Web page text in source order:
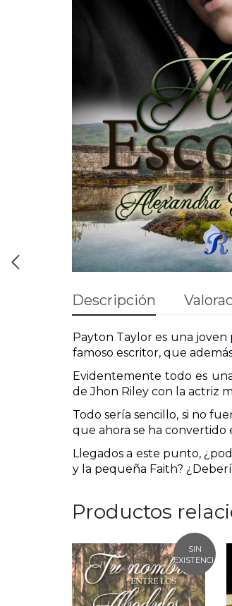
Descripción
Payton Taylor es una joven
famoso escritor, que
Evidentemente todo es
de Jhon Riley con la actriz
Todo sería sencillo, si no
que ahora se ha convertido
Llegados a este punto,
y la pequeña Faith?
Productos
SIN
EXISTENCIAS